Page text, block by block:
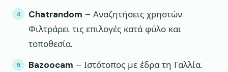
Chatrandom – Αναζητήσεις χρηστών.
Φιλτράρει τις επιλογές κατά φύλο και
τοποθεσία.
Bazoocam – Ιστότοπος με έδρα τη Γαλλία.